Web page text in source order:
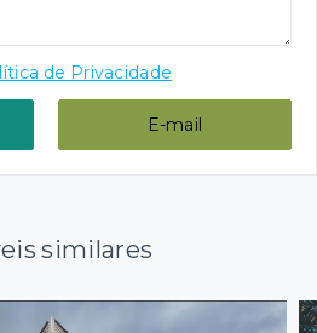
de Privacidade
E-mail
similares